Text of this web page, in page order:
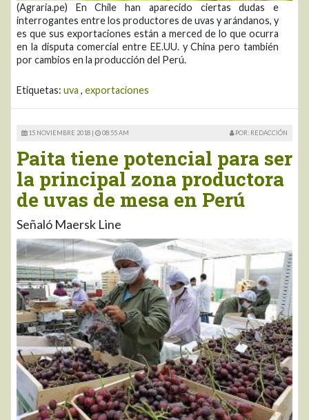
(Agraria.pe) En Chile han aparecido ciertas dudas e
interrogantes entre los productores de uvas y arándanos, y
es que sus exportaciones están a merced de lo que ocurra
en la disputa comercial entre EE.UU. y China pero también
por cambios en la producción del Perú.
Etiquetas: uva , exportaciones
15 NOVIEMBRE 2018 | 08:55 AM POR: REDACCIÓN
Paita tiene potencial para ser
la principal zona productora
de uvas de mesa en Perú
Señaló Maersk Line